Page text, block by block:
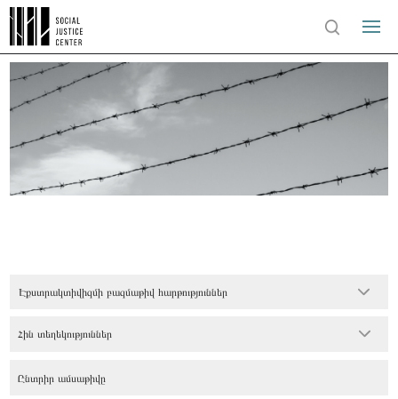
Էքստրակտիվիզմի բազմաթիվ հարթություններ
Հին տեղեկություններ